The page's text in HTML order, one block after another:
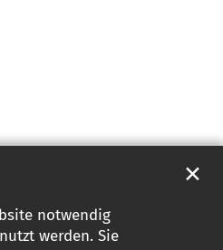
notwendig
werden. Sie
✕